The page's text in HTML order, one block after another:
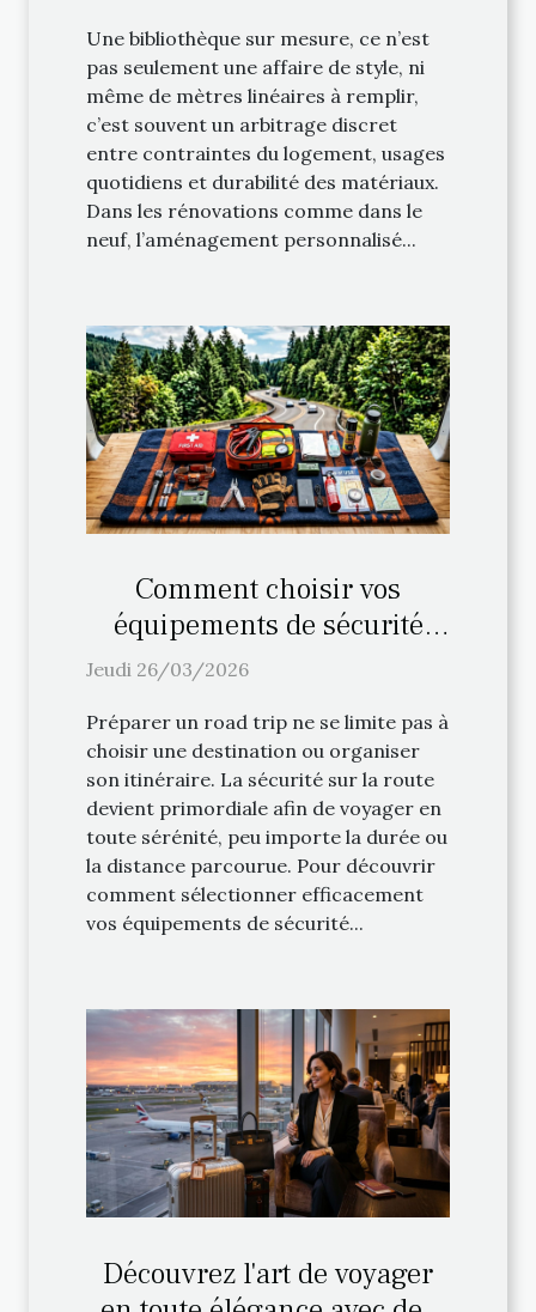
Une bibliothèque sur mesure, ce n’est
pas seulement une affaire de style, ni
même de mètres linéaires à remplir,
c’est souvent un arbitrage discret
entre contraintes du logement, usages
quotidiens et durabilité des matériaux.
Dans les rénovations comme dans le
neuf, l’aménagement personnalisé...
Comment choisir vos
équipements de sécurité
pour un road trip ?
Jeudi 26/03/2026
Préparer un road trip ne se limite pas à
choisir une destination ou organiser
son itinéraire. La sécurité sur la route
devient primordiale afin de voyager en
toute sérénité, peu importe la durée ou
la distance parcourue. Pour découvrir
comment sélectionner efficacement
vos équipements de sécurité...
Découvrez l'art de voyager